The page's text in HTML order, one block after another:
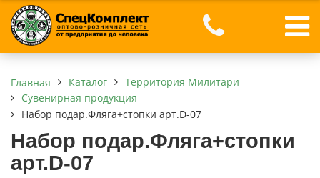
Главная Каталог
Территория Милитари
Сувенирная продукция
Набор подар.Фляга+стопки арт.D-07
Набор подар.Фляга+стопки
арт.D-07